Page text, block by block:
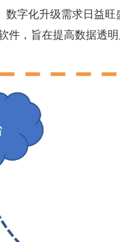
字化升级需求日益旺
件，旨在提高数据透